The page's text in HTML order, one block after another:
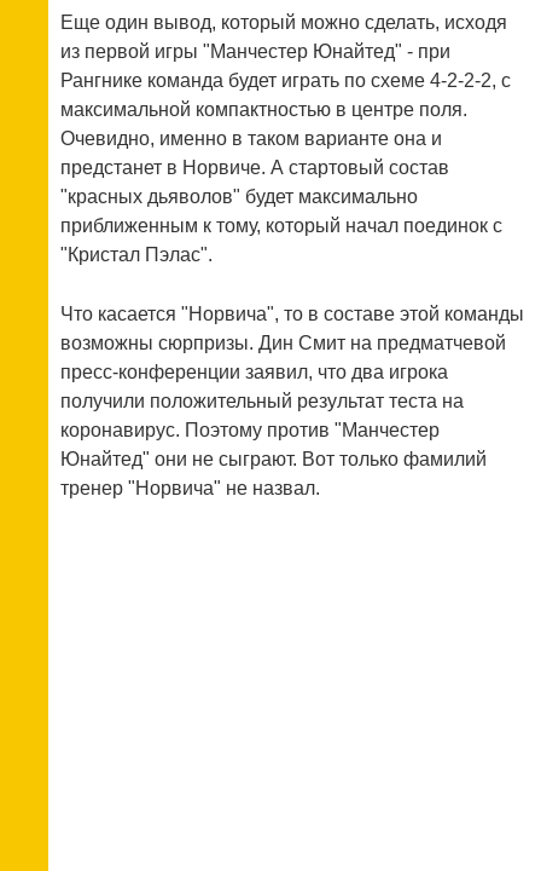
Еще один вывод, который можно сделать, исходя
из первой игры "Манчестер Юнайтед" - при
Рангнике команда будет играть по схеме 4-2-2-2, с
максимальной компактностью в центре поля.
Очевидно, именно в таком варианте она и
предстанет в Норвиче. А стартовый состав
"красных дьяволов" будет максимально
приближенным к тому, который начал поединок с
"Кристал Пэлас".
Что касается "Норвича", то в составе этой команды
возможны сюрпризы. Дин Смит на предматчевой
пресс-конференции заявил, что два игрока
получили положительный результат теста на
коронавирус. Поэтому против "Манчестер
Юнайтед" они не сыграют. Вот только фамилий
тренер "Норвича" не назвал.